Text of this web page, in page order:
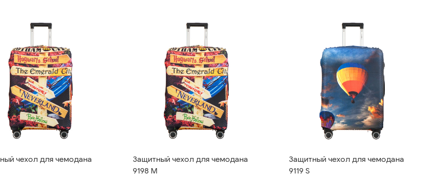
чехол для чемодана
Защитный чехол для чемодана
9198 M
Защитный чехол для чемодана
9119 S